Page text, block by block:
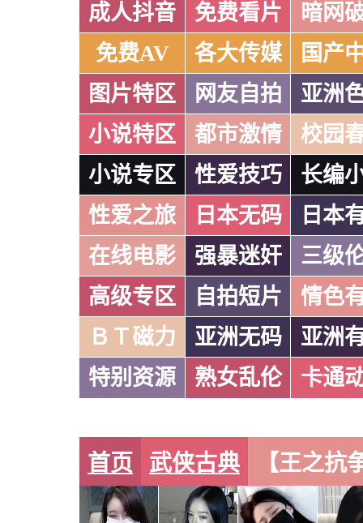
成人抖音
免费看片
暗网
免费AV
各大传媒
国产
图片特区
网友自拍
亚洲
小说特区
都市激情
校园
小说专区
性爱技巧
长编
性爱之旅
日本无码
日本
在线电影
强暴迷奸
三级
高级专区
自拍短片
情色
ＢＴ磁力
亚洲无码
亚洲
特别资源
熟女乱伦 卡通
首页 武侠古典 【王之抗